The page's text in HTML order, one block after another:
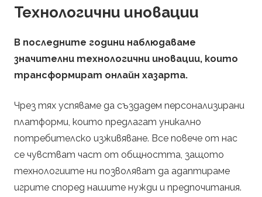
Технологични иновации
В последните години наблюдаваме
значителни технологични иновации, които
трансформират онлайн хазарта.
Чрез тях успяваме да създадем персонализирани
платформи, които предлагат уникално
потребителско изживяване. Все повече от нас
се чувстват част от общността, защото
технологиите ни позволяват да адаптираме
игрите според нашите нужди и предпочитания.